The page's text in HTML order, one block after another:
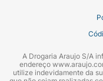
Pronto: agora é
resultado
A Drogaria Araujo S/A
endereço
utilize indevidamente da